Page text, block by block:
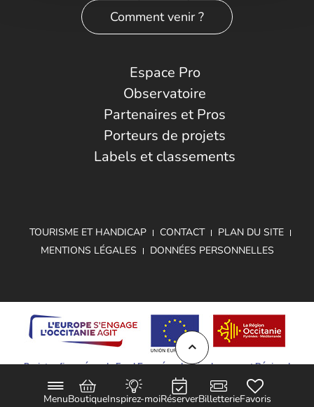
MenuBoutiqueInspirez-moiRéserverBilletterieFavoris
Comment venir ?
Espace Pro
Observatoire
Partenaires et Pros
Porteurs de projets
Labels et classements
TOURISME ET HANDICAP CONTACT
PLAN DU SITE
MENTIONS LÉGALES
DONNÉES PERSONNELLES
Projet cofinancé par le Fond Européen de Développement Régional